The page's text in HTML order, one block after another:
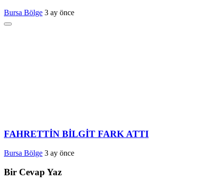
Bursa Bölge 3 ay önce
FAHRETTİN BİLGİT FARK ATTI
Bursa Bölge 3 ay önce
Bir Cevap Yaz